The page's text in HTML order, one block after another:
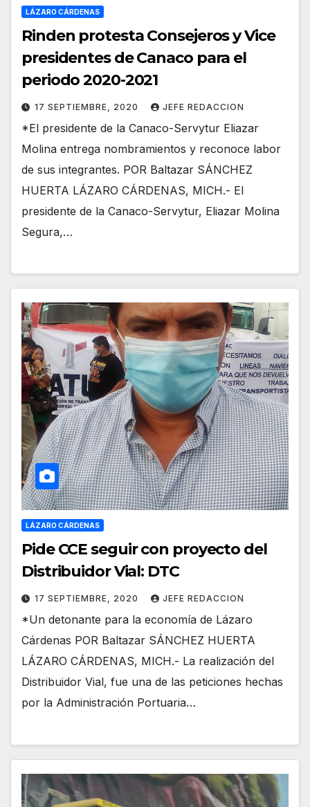
LÁZARO CÁRDENAS
Rinden protesta Consejeros y Vice
presidentes de Canaco para el
periodo 2020-2021
17 SEPTIEMBRE, 2020 JEFE REDACCION
*El presidente de la Canaco-Servytur Eliazar
Molina entrega nombramientos y reconoce labor
de sus integrantes. POR Baltazar SÁNCHEZ
HUERTA LÁZARO CÁRDENAS, MICH.- El
presidente de la Canaco-Servytur, Eliazar Molina
Segura,…
LÁZARO CÁRDENAS
Pide CCE seguir con proyecto del
Distribuidor Vial: DTC
17 SEPTIEMBRE, 2020 JEFE REDACCION
*Un detonante para la economía de Lázaro
Cárdenas POR Baltazar SÁNCHEZ HUERTA
LÁZARO CÁRDENAS, MICH.- La realización del
Distribuidor Vial, fue una de las peticiones hechas
por la Administración Portuaria…